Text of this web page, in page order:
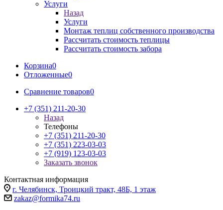
Услуги
Назад
Услуги
Монтаж теплиц собственного производства
Рассчитать стоимость теплицы
Рассчитать стоимость забора
Корзина0
Отложенные0
Сравнение товаров0
+7 (351) 211-20-30
Назад
Телефоны
+7 (351) 211-20-30
+7 (351) 223-03-03
+7 (919) 123-03-03
Заказать звонок
Контактная информация
г. Челябинск, Троицкий тракт, 48Б, 1 этаж
zakaz@formika74.ru